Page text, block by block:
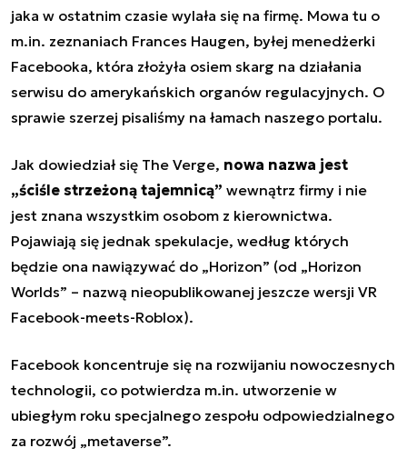
jaka w ostatnim czasie wylała się na firmę. Mowa tu o
m.in. zeznaniach Frances Haugen, byłej menedżerki
Facebooka, która złożyła osiem skarg na działania
serwisu do amerykańskich organów regulacyjnych. O
sprawie szerzej pisaliśmy na łamach naszego portalu.
Jak dowiedział się The Verge, nowa nazwa jest
„ściśle strzeżoną tajemnicą” wewnątrz firmy i nie
jest znana wszystkim osobom z kierownictwa.
Pojawiają się jednak spekulacje, według których
będzie ona nawiązywać do „Horizon” (od „Horizon
Worlds” – nazwą nieopublikowanej jeszcze wersji VR
Facebook-meets-Roblox).
Facebook koncentruje się na rozwijaniu nowoczesnych
technologii, co potwierdza m.in. utworzenie w
ubiegłym roku specjalnego zespołu odpowiedzialnego
za rozwój „metaverse”.